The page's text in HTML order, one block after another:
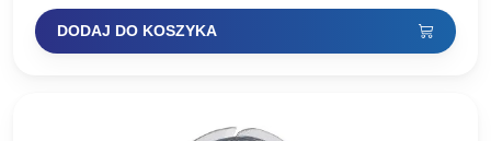
cena
wynosiła:
cena
wynosi:
DODAJ DO KOSZYKA